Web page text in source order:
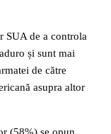
SUA de a controla
și sunt mai
de către
asupra altor